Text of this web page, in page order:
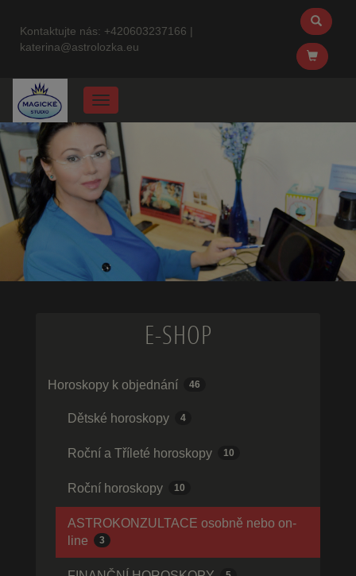
Kontaktujte nás: +420603237166 |
katerina@astrolozka.eu
Menu
E-SHOP
Horoskopy k objednání 46
Dětské horoskopy 4
Roční a Tříleté horoskopy 10
Roční horoskopy 10
ASTROKONZULTACE osobně nebo on-
line
3